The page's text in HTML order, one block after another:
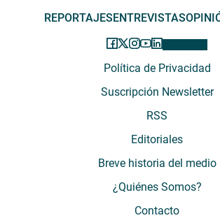
REPORTAJESENTREVISTAS
Política de Privacidad
Suscripción Newsletter
RSS
Editoriales
Breve historia del medio
¿Quiénes Somos?
Contacto